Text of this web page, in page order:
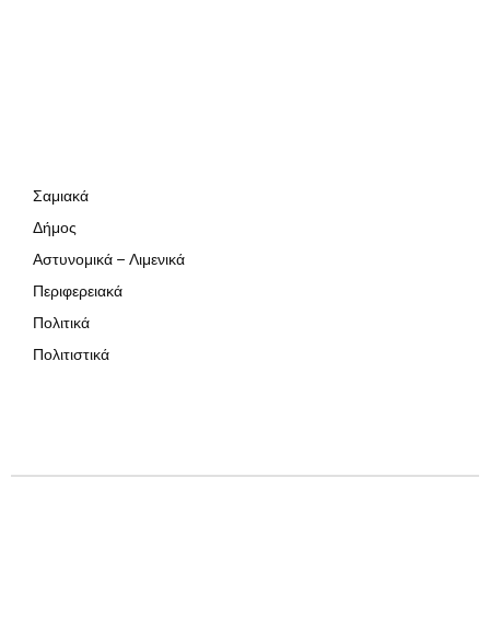
Σαμιακά
Δήμος
Αστυνομικά – Λιμενικά
Περιφερειακά
Πολιτικά
Πολιτιστικά